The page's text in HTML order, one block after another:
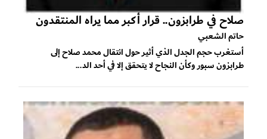
صلاح في طرابزون.. قرار أكبر مما يراه المنتقدون
حاتم الشعبي
أستغرب حجم الجدل الذي أثير حول انتقال محمد صلاح إلى
طرابزون سبور وكأن النجاح لا يتحقق إلا في أحد الد...